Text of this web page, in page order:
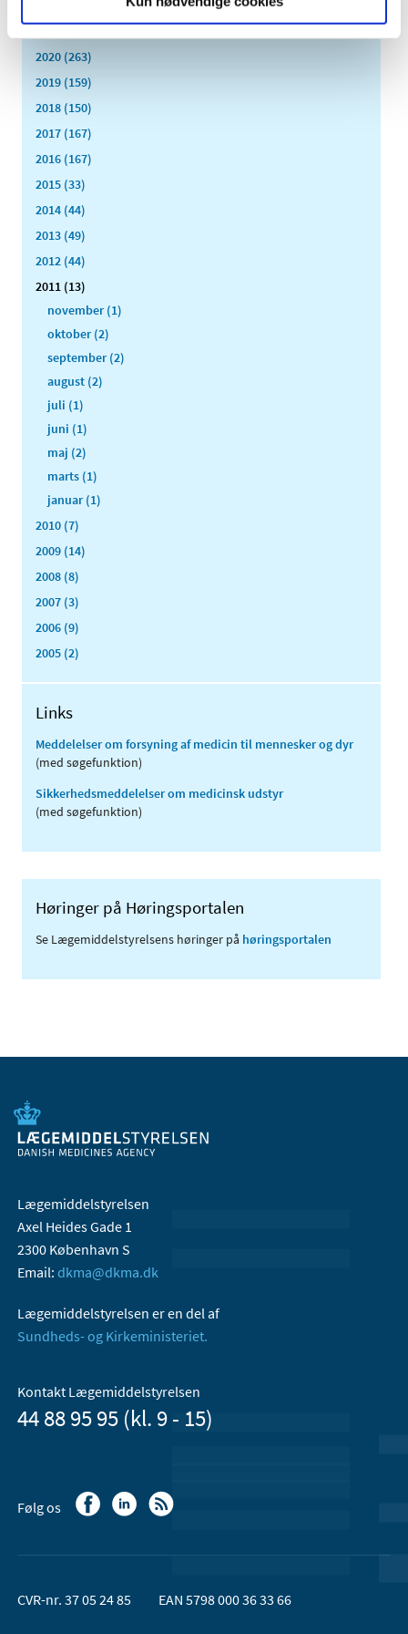
2020 (263)
2019 (159)
2018 (150)
2017 (167)
2016 (167)
2015 (33)
2014 (44)
2013 (49)
2012 (44)
2011 (13)
november (1)
oktober (2)
september (2)
august (2)
juli (1)
juni (1)
maj (2)
marts (1)
januar (1)
2010 (7)
2009 (14)
2008 (8)
2007 (3)
2006 (9)
2005 (2)
Links
Meddelelser om forsyning af medicin til mennesker og dyr
(med søgefunktion)
Sikkerhedsmeddelelser om medicinsk udstyr
(med søgefunktion)
Høringer på Høringsportalen
Se Lægemiddelstyrelsens høringer på høringsportalen
Lægemiddelstyrelsen
Axel Heides Gade 1
2300 København S
Email: dkma@dkma.dk
Lægemiddelstyrelsen er en del af
Sundheds- og Kirkeministeriet.
Kontakt Lægemiddelstyrelsen
44 88 95 95 (kl. 9 - 15)
Følg os
CVR-nr. 37 05 24 85 EAN 5798 000 36 33 66